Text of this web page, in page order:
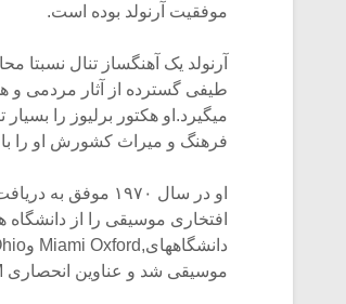
موفقیت آرنولد بوده است.
آرنولد یک آهنگساز تنال
طیفی گسترده از آثار مردمی و
میگیرد.او هکتور برلیوز را
فرهنگ و میراث کشورش او را با
موسیقی شد و عناوین انحصاری R.A.M و F.T.C.L را در یافت کرد.